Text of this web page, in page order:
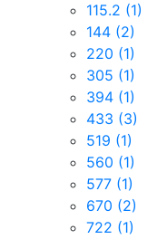
115.2 (1)
144 (2)
220 (1)
305 (1)
394 (1)
433 (3)
519 (1)
560 (1)
577 (1)
670 (2)
722 (1)